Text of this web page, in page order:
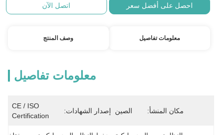
احصل على أفضل سعر اتصل الآن
معلومات تفاصيل وصف المنتج
معلومات تفاصيل
مكان المنشأ: الصين إصدار الشهادات:
CE / ISO
Certification